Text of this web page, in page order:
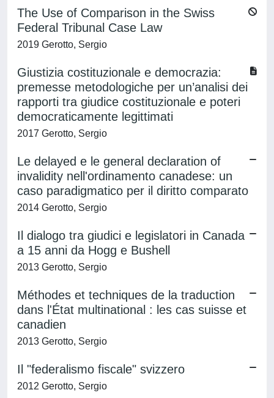
The Use of Comparison in the Swiss
Federal Tribunal Case Law
2019 Gerotto, Sergio
Giustizia costituzionale e democrazia:
premesse metodologiche per un’analisi dei
rapporti tra giudice costituzionale e poteri
democraticamente legittimati
2017 Gerotto, Sergio
Le delayed e le general declaration of
invalidity nell'ordinamento canadese: un
caso paradigmatico per il diritto comparato
2014 Gerotto, Sergio
Il dialogo tra giudici e legislatori in Canada
a 15 anni da Hogg e Bushell
2013 Gerotto, Sergio
Méthodes et techniques de la traduction
dans l'État multinational : les cas suisse et
canadien
2013 Gerotto, Sergio
Il "federalismo fiscale" svizzero
2012 Gerotto, Sergio